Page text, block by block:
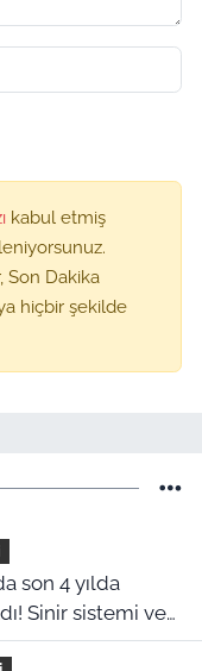
kabul etmiş
Son Dakika
hiçbir şekilde
Sinir sistemi ve
şok